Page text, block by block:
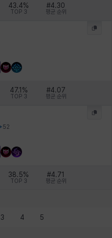
43.4%
TOP 3
#4.30
평균 순위
47.1 %
TOP 3
#4.07
평균 순위
52
38.5%
TOP 3
#4.71
평균 순위
3 4 5